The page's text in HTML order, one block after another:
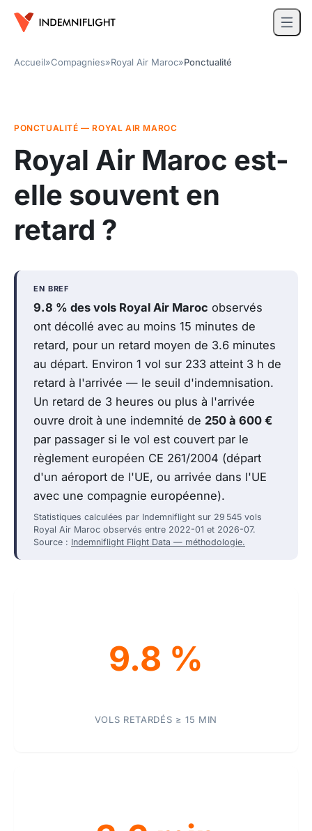
Accueil»Compagnies»Royal Air Maroc»Ponctualité
PONCTUALITÉ — ROYAL AIR MAROC
Royal Air Maroc est-
elle souvent en
retard ?
EN BREF
9.8 % des vols Royal Air Maroc observés
ont décollé avec au moins 15 minutes de
retard, pour un retard moyen de 3.6 minutes
au départ. Environ 1 vol sur 233 atteint 3 h de
retard à l'arrivée — le seuil d'indemnisation.
Un retard de 3 heures ou plus à l'arrivée
ouvre droit à une indemnité de 250 à 600 €
par passager si le vol est couvert par le
règlement européen CE 261/2004 (départ
d'un aéroport de l'UE, ou arrivée dans l'UE
avec une compagnie européenne).
Statistiques calculées par Indemniflight sur 29 545 vols
Royal Air Maroc observés entre 2022-01 et 2026-07.
Source : Indemniflight Flight Data — méthodologie.
9.8 %
VOLS RETARDÉS ≥ 15 MIN